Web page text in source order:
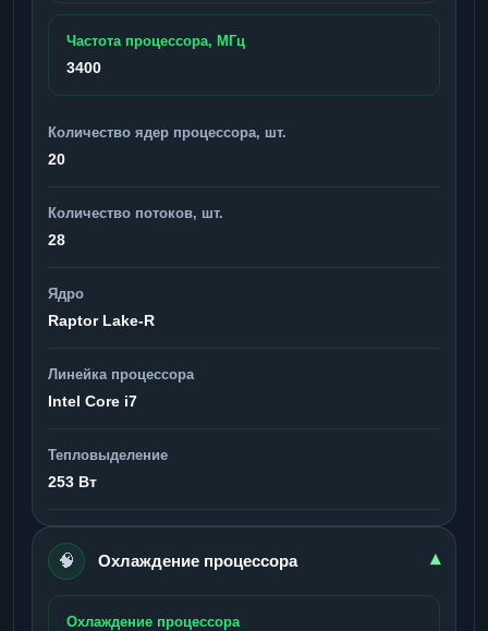
Частота процессора, МГц
3400
Количество ядер процессора, шт.
20
Количество потоков, шт.
28
Ядро
Raptor Lake-R
Линейка процессора
Intel Core i7
Тепловыделение
253 Вт
🧠 Охлаждение процессора ▾
Охлаждение процессора